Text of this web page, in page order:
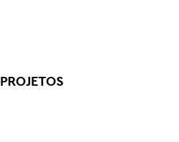
PROJETOS